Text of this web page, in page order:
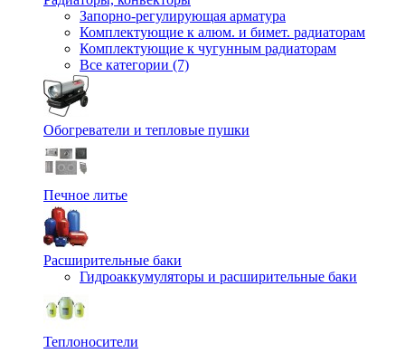
Запорно-регулирующая арматура
Комплектующие к алюм. и бимет. радиаторам
Комплектующие к чугунным радиаторам
Все категории (7)
Обогреватели и тепловые пушки
Печное литье
Расширительные баки
Гидроаккумуляторы и расширительные баки
Теплоносители